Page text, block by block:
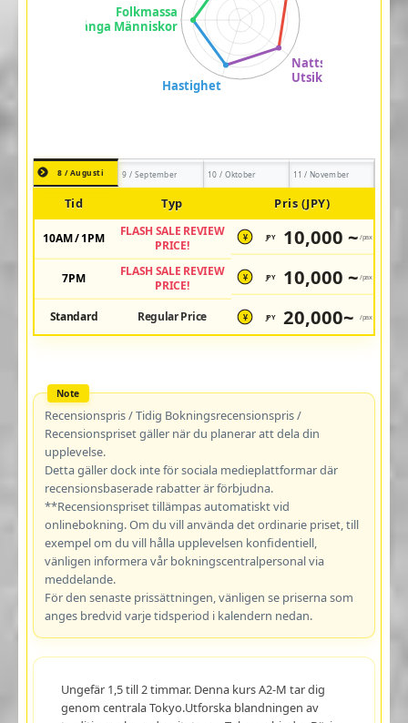
8 / Augusti 9 / September 10 / Oktober 11 / November
Tid Typ Pris (JPY)
10AM / 1PM
FLASH SALE REVIEW
PRICE!
¥ JPY 10,000 ~ /pax
7PM
FLASH SALE REVIEW
PRICE!
¥ JPY 10,000 ~ /pax
Standard Regular Price ¥ JPY 20,000~ /pax
Recensionspris / Tidig Bokningsrecensionspris /
Recensionspriset gäller när du planerar att dela din
upplevelse.
Detta gäller dock inte för sociala medieplattformar där
recensionsbaserade rabatter är förbjudna.
**Recensionspriset tillämpas automatiskt vid
onlinebokning. Om du vill använda det ordinarie priset, till
exempel om du vill hålla upplevelsen konfidentiell,
vänligen informera vår bokningscentralpersonal via
meddelande.
För den senaste prissättningen, vänligen se priserna som
anges bredvid varje tidsperiod i kalendern nedan.
Ungefär 1,5 till 2 timmar. Denna kurs A2-M tar dig
genom centrala Tokyo.Utforska blandningen av